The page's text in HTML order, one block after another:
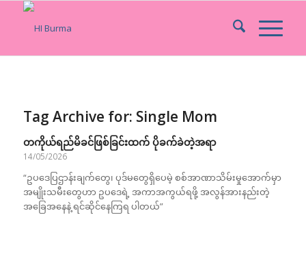
Tag Archive for: Single Mom
တကိုယ်ရည်မိခင်ဖြစ်ခြင်းထက် ပိုခက်ခဲတဲ့အရာ
14/05/2026
“ဥပဒေပြဌာန်းချက်တွေ၊ ပုဒ်မတွေရှိပေမဲ့ စစ်အာဏာသိမ်းမှုအောက်မှာ
အမျိုးသမီးတွေဟာ ဥပဒေရဲ့ အကာအကွယ်ရဖို့ အလွန်အားနည်းတဲ့
အခြေအနေနဲ့ ရင်ဆိုင်နေကြရ ပါတယ်”